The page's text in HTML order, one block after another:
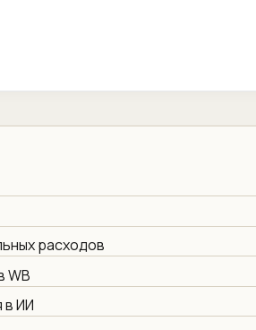
расходов
WB
в ИИ